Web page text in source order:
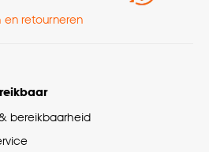
doek
Inkorten niet mogelijk
en retourneren
bereikbaarheid